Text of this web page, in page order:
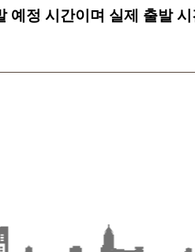
예정 시간이며 실제 출발